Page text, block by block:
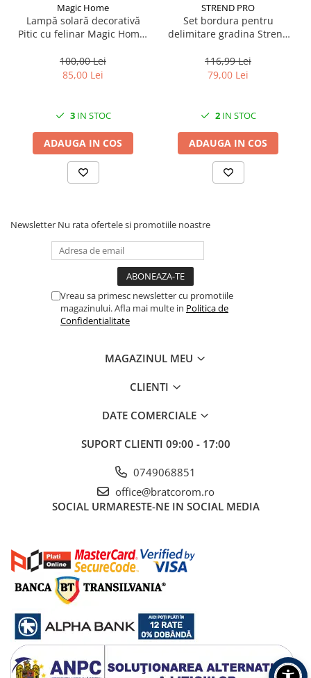
Saci gunoi
Servetele umede
Solutii geamuri
Solutii universale
Accesorii pentru gradina
Aparate pentru stropit gradina
Articole antidaunatori gradina
Ghivece si suporturi
Lampi solare
Leagane copii
Programatoare stropire
Umbrele si pavilioane gradina
HoReCa
Balsam de rufe profesional
Detergenti de vase profesionali
Pentru masini de spalat si polish
Pentru spalare manuala
Detergenti lichizi profesionali
Igiena si Ingrijire personala
Magic Home
Lampă solară decorativă
Pitic cu felinar Magic Home,
pentru grădină și curte
100,00 Lei
85,00 Lei
3IN STOC
ADAUGA IN COS
STREND PRO
Set bordura pentru
delimitare gradina Strend
lungime totala 4.8 m
116,99 Lei
79,00 Lei
2IN STOC
ADAUGA IN COS
Newsletter Nu rata ofertele si promotiile noastre
Vreau sa primesc newsletter cu promotiile
magazinului. Afla mai multe in Politica de
Confidentialitate
MAGAZINUL MEU
CLIENTI
DATE COMERCIALE
SUPORT CLIENTI 09:00 - 17:00
0749068851
office@bratcorom.ro
SOCIAL URMARESTE-NE IN SOCIAL MEDIA